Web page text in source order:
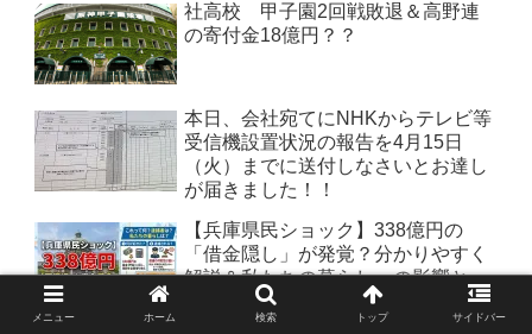
社高校 甲子園2回戦敗退＆高野連
の寄付金18億円？？
本日、会社宛てにNHKからテレビ等
受信機設置状況の報告を4月15日
（火）までに送付しなさいとお達し
が届きました！！
【兵庫県民ショック】338億円の
「借金隠し」が発覚？分かりやすく
解説＆私たちの暮らしへの影響と
メニュー ホーム 検索 トップ サイドバー